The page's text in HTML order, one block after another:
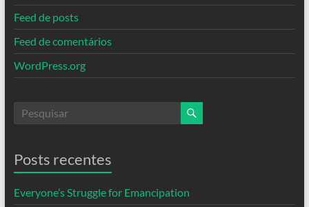
Feed de posts
Feed de comentários
WordPress.org
Posts recentes
Everyone’s Struggle for Emancipation